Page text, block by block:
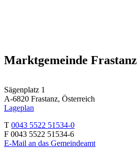
Marktgemeinde Frastanz
Sägenplatz 1
A-6820 Frastanz, Österreich
Lageplan
T 0043 5522 51534-0
F 0043 5522 51534-6
E-Mail an das Gemeindeamt